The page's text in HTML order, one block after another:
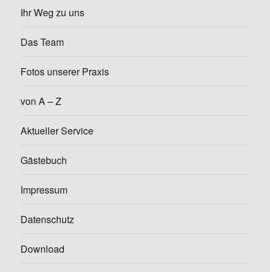
Ihr Weg zu uns
Das Team
Fotos unserer Praxis
von A – Z
Aktueller Service
Gästebuch
Impressum
Datenschutz
Download